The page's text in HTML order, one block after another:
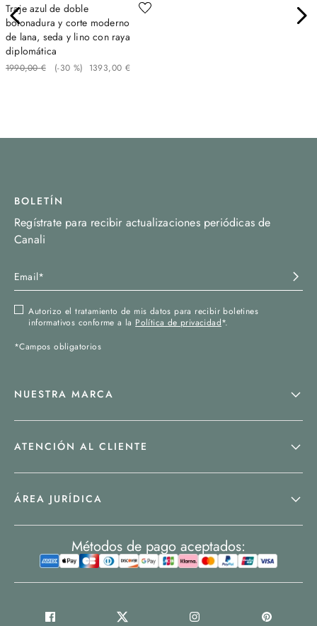
Traje azul de doble
botonadura y corte moderno
de lana, seda y lino con raya
diplomática
1990,00 € (-30 %) 1393,00 €
BOLETÍN
Regístrate para recibir actualizaciones periódicas de
Canali
Autorizo el tratamiento de mis datos para recibir boletines
informativos conforme a la Política de privacidad*.
*Campos obligatorios
NUESTRA MARCA
ATENCIÓN AL CLIENTE
ÁREA JURÍDICA
Métodos de pago aceptados: